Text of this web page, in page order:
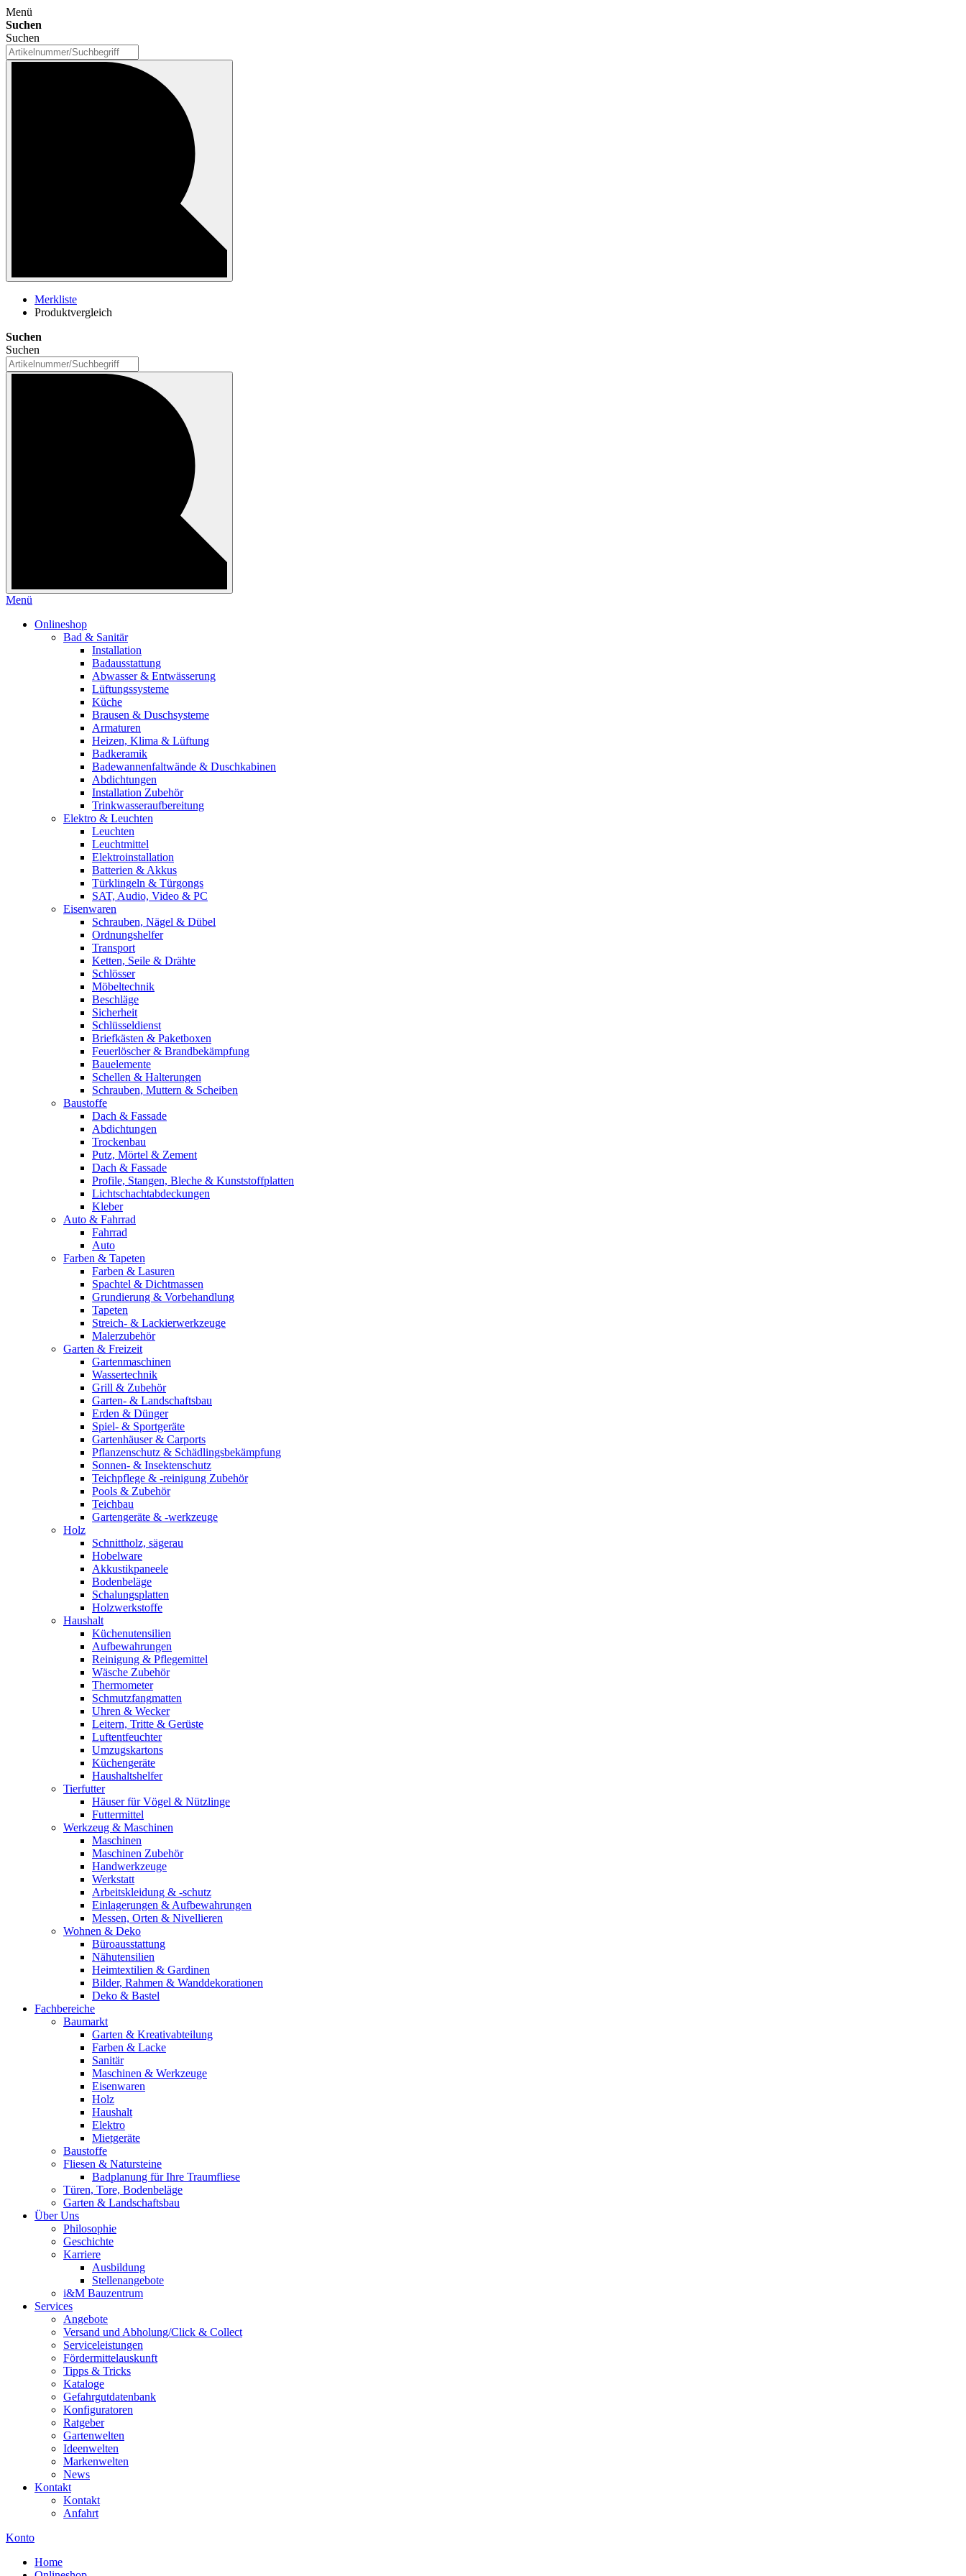
Menü
Suchen
Suchen
Merkliste
Produktvergleich
Suchen
Suchen
Menü
Onlineshop
Bad & Sanitär
Installation
Badausstattung
Abwasser & Entwässerung
Lüftungssysteme
Küche
Brausen & Duschsysteme
Armaturen
Heizen, Klima & Lüftung
Badkeramik
Badewannenfaltwände & Duschkabinen
Abdichtungen
Installation Zubehör
Trinkwasseraufbereitung
Elektro & Leuchten
Leuchten
Leuchtmittel
Elektroinstallation
Batterien & Akkus
Türklingeln & Türgongs
SAT, Audio, Video & PC
Eisenwaren
Schrauben, Nägel & Dübel
Ordnungshelfer
Transport
Ketten, Seile & Drähte
Schlösser
Möbeltechnik
Beschläge
Sicherheit
Schlüsseldienst
Briefkästen & Paketboxen
Feuerlöscher & Brandbekämpfung
Bauelemente
Schellen & Halterungen
Schrauben, Muttern & Scheiben
Baustoffe
Dach & Fassade
Abdichtungen
Trockenbau
Putz, Mörtel & Zement
Dach & Fassade
Profile, Stangen, Bleche & Kunststoffplatten
Lichtschachtabdeckungen
Kleber
Auto & Fahrrad
Fahrrad
Auto
Farben & Tapeten
Farben & Lasuren
Spachtel & Dichtmassen
Grundierung & Vorbehandlung
Tapeten
Streich- & Lackierwerkzeuge
Malerzubehör
Garten & Freizeit
Gartenmaschinen
Wassertechnik
Grill & Zubehör
Garten- & Landschaftsbau
Erden & Dünger
Spiel- & Sportgeräte
Gartenhäuser & Carports
Pflanzenschutz & Schädlingsbekämpfung
Sonnen- & Insektenschutz
Teichpflege & -reinigung Zubehör
Pools & Zubehör
Teichbau
Gartengeräte & -werkzeuge
Holz
Schnittholz, sägerau
Hobelware
Akkustikpaneele
Bodenbeläge
Schalungsplatten
Holzwerkstoffe
Haushalt
Küchenutensilien
Aufbewahrungen
Reinigung & Pflegemittel
Wäsche Zubehör
Thermometer
Schmutzfangmatten
Uhren & Wecker
Leitern, Tritte & Gerüste
Luftentfeuchter
Umzugskartons
Küchengeräte
Haushaltshelfer
Tierfutter
Häuser für Vögel & Nützlinge
Futtermittel
Werkzeug & Maschinen
Maschinen
Maschinen Zubehör
Handwerkzeuge
Werkstatt
Arbeitskleidung & -schutz
Einlagerungen & Aufbewahrungen
Messen, Orten & Nivellieren
Wohnen & Deko
Büroausstattung
Nähutensilien
Heimtextilien & Gardinen
Bilder, Rahmen & Wanddekorationen
Deko & Bastel
Fachbereiche
Baumarkt
Garten & Kreativabteilung
Farben & Lacke
Sanitär
Maschinen & Werkzeuge
Eisenwaren
Holz
Haushalt
Elektro
Mietgeräte
Baustoffe
Fliesen & Natursteine
Badplanung für Ihre Traumfliese
Türen, Tore, Bodenbeläge
Garten & Landschaftsbau
Über Uns
Philosophie
Geschichte
Karriere
Ausbildung
Stellenangebote
i&M Bauzentrum
Services
Angebote
Versand und Abholung/Click & Collect
Serviceleistungen
Fördermittelauskunft
Tipps & Tricks
Kataloge
Gefahrgutdatenbank
Konfiguratoren
Ratgeber
Gartenwelten
Ideenwelten
Markenwelten
News
Kontakt
Kontakt
Anfahrt
Konto
Home